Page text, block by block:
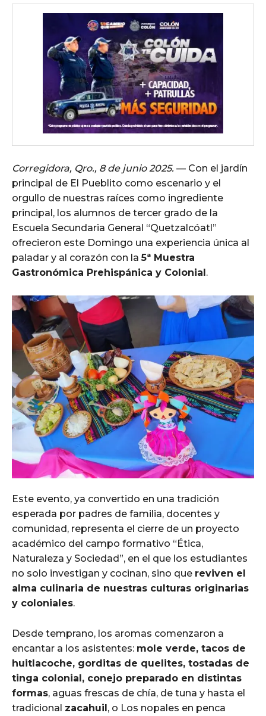
Corregidora, Qro., 8 de junio 2025. — Con el jardín
principal de El Pueblito como escenario y el
orgullo de nuestras raíces como ingrediente
principal, los alumnos de tercer grado de la
Escuela Secundaria General “Quetzalcóatl”
ofrecieron este Domingo una experiencia única al
paladar y al corazón con la5ª Muestra
Gastronómica Prehispánica y Colonial .
Este evento, ya convertido en una tradición
esperada por padres de familia, docentes y
comunidad, representa el cierre de un proyecto
académico del campo formativo “Ética,
Naturaleza y Sociedad”, en el que los estudiantes
no solo investigan y cocinan, sino que reviven el
alma culinaria de nuestras culturas originarias
y coloniales.
Desde temprano, los aromas comenzaron a
encantar a los asistentes: mole verde, tacos de
huitlacoche, gorditas de quelites, tostadas de
tinga colonial, conejo preparado en distintas
formas, aguas frescas de chía, de tuna y hasta el
tradicional zacahuil, o Los nopales en penca